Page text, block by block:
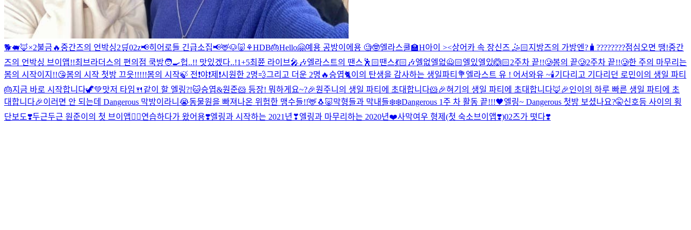
🐕🐖🦊×2불금🔥중간즈의 언박싱2🛒02z📢히어로들 긴급소집📢🦌🐶🐷⚘HDB🎂Hello🤗예용 공방이에용 🧐🤓엘라스쿨🏫H아이 ><상어카 속 장신즈 🤹🏻지방즈의 가방엔?🧳 ????????점심오면 땡!중간
즈의 언박싱 브이앱!!최브라더스의 편의점 쿡방🧑‍🍳헙..!! 맛있겠다..!1+5최쮼 라이브🎤🎶엘라스트의 땐스🕺🏻땐스💃🏻🎶엘없엘없🙅🏻엘있엘있🙆🏻2주차 끝!!🥲봄의 끝🥲2주차 끝!!🥲한 주의 마무리는
봄의 시작이지!!😘봄의 시작 첫방 끄읏!!!!!봄의 시작🍃 전❗️야❗️제❗️시원한 2명💨그리고 더운 2명🔥승엽🐈이의 탄생을 감사하는 생일파티💐 엘라스트 유 ! 어서와유 ~🕯기다리고 기다리던 로민이의 생일 파티
🎂지금 바로 시작합니다🦖💚맛저 타임🍴같이 할 엘링?!🐱승엽&원준🐹 등장! 뭐하게요~?🎉원주니의 생일 파티에 초대합니다🐹🎉혀기의 생일 파티에 초대합니다🦊🎉인이의 하루 빠른 생일 파티에 초
대합니다🎉이러면 안 되는데 Dangerous 막방이라니😭동물원을 빠져나온 위험한 맹수들!!🦌🐧🐷막형들과 막내들❄️❄️Dangerous 1주 차 활동 끝!!!🖤엘링~ Dangerous 첫방 보셨나요?🤫신호등 사이의 횡
단보도❣️두근두근 원준이의 첫 브이앱✌🏻연습하다가 왔어용❣️엘링과 시작하는 2021년❣엘링과 마무리하는 2020년❤️사막여우 형제(첫 숙소브이앱❣️)02즈가 떳다❣️